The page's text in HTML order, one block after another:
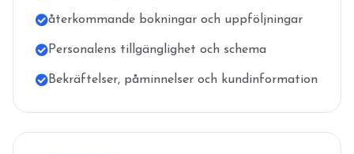
återkommande bokningar och uppföljningar
Personalens tillgänglighet och schema
Bekräftelser, påminnelser och kundinformation